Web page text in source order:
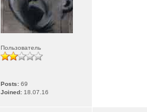
Пользователь
Posts: 69
Joined: 18.07.16